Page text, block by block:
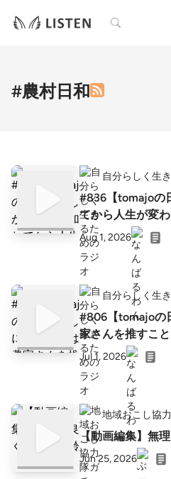
検索
#農村日和
自分らしく生
#836【tomajoの
てから人生が変
Aug 1, 2026
自分らしく生
#806【tomajoの
家さんを推すこと
Jul 1, 2026
地域おこし協
【動画編集】無
Jun 25, 2026